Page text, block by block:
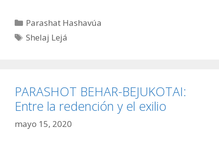
Categorías
Parashat Hashavúa
Etiquetas
Shelaj Lejá
PARASHOT BEHAR-BEJUKOTAI:
Entre la redención y el exilio
mayo 15, 2020